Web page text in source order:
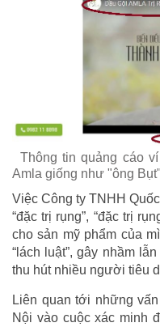
Thông tin quảng cáo
Amla giống như "ông
Việc Công ty TNHH
“đặc trị rụng”, “đặc trị
cho sản mỹ phẩm của
“lách luật”, gây nhầm
thu hút nhiều người tiêu
Liên quan tới những
Nội vào cuộc xác minh